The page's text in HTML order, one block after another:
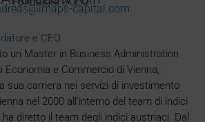
capital.com
e CEO
un Master in Business Administration
Economia e Commercio di Vienna,
sua carriera nei servizi di investimento
nel 2000 all’interno del team di indici
diretto il team degli indici austriaci. Dal